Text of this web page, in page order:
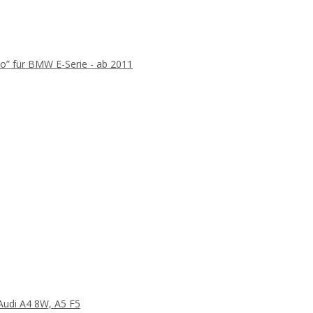
für BMW E-Serie - ab 2011
A4 8W, A5 F5